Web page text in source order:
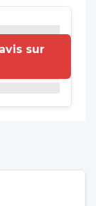
sur